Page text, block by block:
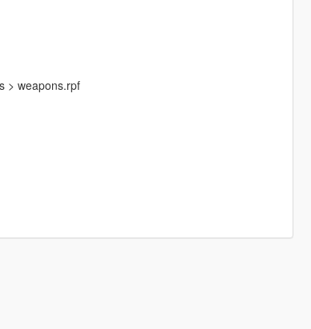
> weapons.rpf